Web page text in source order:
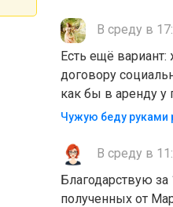
В среду в
Есть ещё вариант:
договору
как бы в аренду у
Чужую беду руками
В среду в
Благодарствую за
полученных от